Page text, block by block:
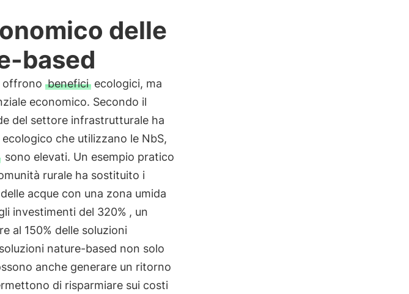
delle
based
offrono beneficiecologici, ma
economico. Secondo il
del settore infrastrutturale ha
che utilizzano le NbS,
sono elevati. Un esempio pratico
rurale ha sostituito i
acque con una zona umida
investimenti del 320% , un
al 150% delle soluzioni
nature-based non solo
anche generare un ritorno
di risparmiare sui costi